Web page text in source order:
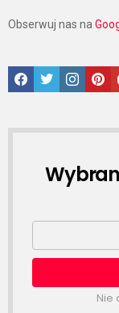
Obserwuj nas na
Facebook
Twitter
Email
Nie